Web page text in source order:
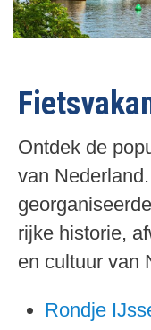
Ontdek de
van
rijke historie,
en cultuur van
Rondje